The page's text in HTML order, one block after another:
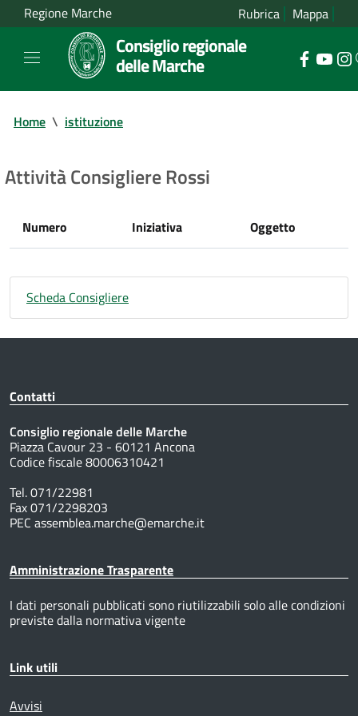
Regione Marche Rubrica Mappa
Consiglio regionale
delle Marche
Home \ istituzione
Attività Consigliere Rossi
Numero Iniziativa Oggetto
Scheda Consigliere
Contatti
Consiglio regionale delle Marche
Piazza Cavour 23 - 60121 Ancona
Codice fiscale 80006310421
Tel. 071/22981
Fax 071/2298203
PEC assemblea.marche@emarche.it
Amministrazione Trasparente
I dati personali pubblicati sono riutilizzabili solo alle condizioni
previste dalla normativa vigente
Link utili
Avvisi